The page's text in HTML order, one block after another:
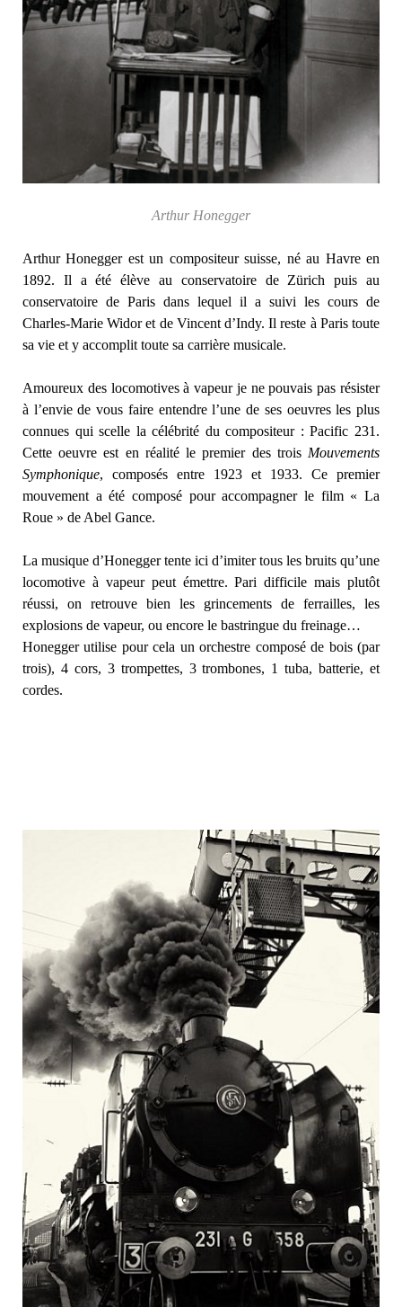
Arthur Honegger
Arthur Honegger est un compositeur suisse, né au Havre en
1892. Il a été élève au conservatoire de Zürich puis au
conservatoire de Paris dans lequel il a suivi les cours de
Charles-Marie Widor et de Vincent d’Indy. Il reste à Paris toute
sa vie et y accomplit toute sa carrière musicale.
Amoureux des locomotives à vapeur je ne pouvais pas résister
à l’envie de vous faire entendre l’une de ses oeuvres les plus
connues qui scelle la célébrité du compositeur : Pacific 231.
Cette oeuvre est en réalité le premier des trois Mouvements
Symphonique, composés entre 1923 et 1933. Ce premier
mouvement a été composé pour accompagner le film « La
Roue » de Abel Gance.
La musique d’Honegger tente ici d’imiter tous les bruits qu’une
locomotive à vapeur peut émettre. Pari difficile mais plutôt
réussi, on retrouve bien les grincements de ferrailles, les
explosions de vapeur, ou encore le bastringue du freinage…
Honegger utilise pour cela un orchestre composé de bois (par
trois), 4 cors, 3 trompettes, 3 trombones, 1 tuba, batterie, et
cordes.